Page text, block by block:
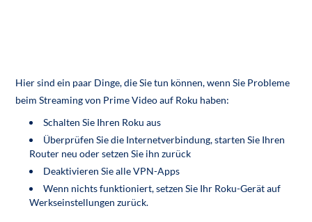
Hier sind ein paar Dinge, die Sie tun können, wenn Sie Probleme
beim Streaming von Prime Video auf Roku haben:
Schalten Sie Ihren Roku aus
Überprüfen Sie die Internetverbindung, starten Sie Ihren
Router neu oder setzen Sie ihn zurück
Deaktivieren Sie alle VPN-Apps
Wenn nichts funktioniert, setzen Sie Ihr Roku-Gerät auf
Werkseinstellungen zurück.